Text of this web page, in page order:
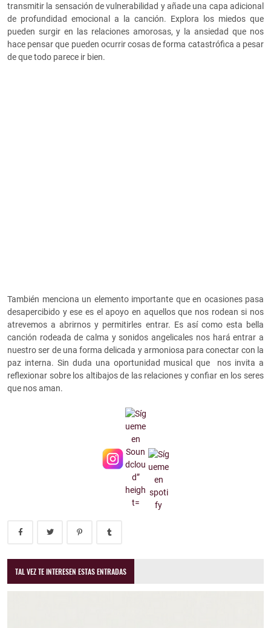
transmitir la sensación de vulnerabilidad y añade una capa adicional
de profundidad emocional a la canción. Explora los miedos que
pueden surgir en las relaciones amorosas, y la ansiedad que nos
hace pensar que pueden ocurrir cosas de forma catastrófica a pesar
de que todo parece ir bien.
También menciona un elemento importante que en ocasiones pasa
desapercibido y ese es el apoyo en aquellos que nos rodean si nos
atrevemos a abrirnos y permitirles entrar. Es así como esta bella
canción rodeada de calma y sonidos angelicales nos hará entrar a
nuestro ser de una forma delicada y armoniosa para conectar con la
paz interna. Sin duda una oportunidad musical que nos invita a
reflexionar sobre los altibajos de las relaciones y confiar en los seres
que nos aman.
TAL VEZ TE INTERESEN ESTAS ENTRADAS